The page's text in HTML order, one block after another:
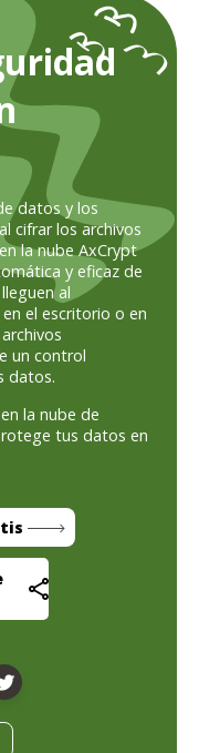
datos y los
cifrar los archivos
la nube AxCrypt
y eficaz de
al
el escritorio o en
un control
datos.
la nube de
tus datos en